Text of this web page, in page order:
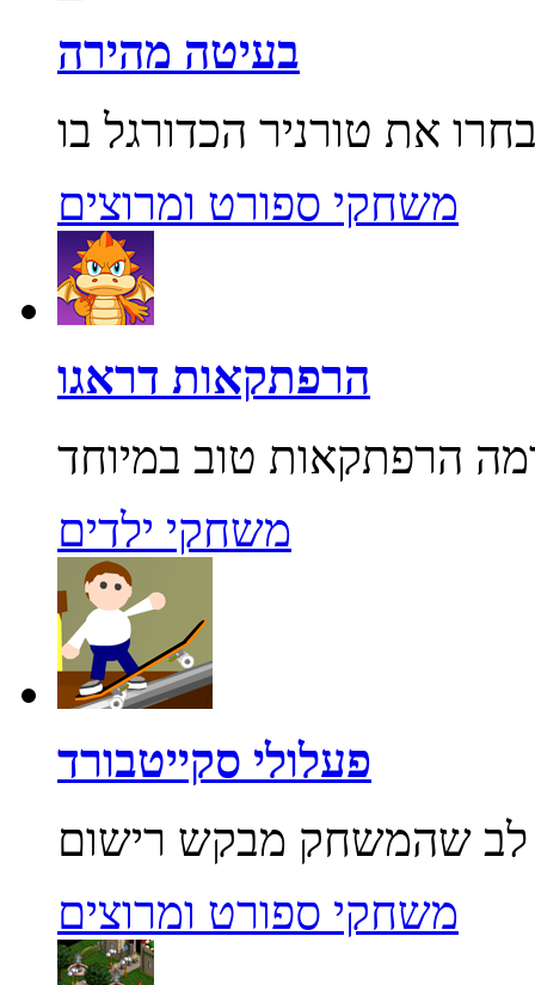
בעיטה מהירה
משחקי ספורט ומרוצים
הרפתקאות דראגו
משחקי ילדים
פעלולי סקייטבורד
משחקי ספורט ומרוצים